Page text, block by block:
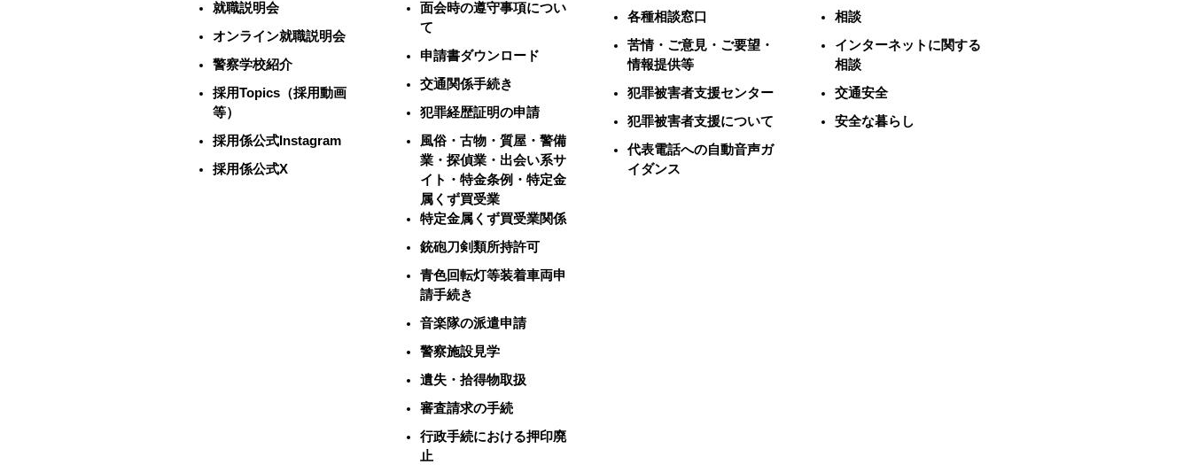
就職説明会
オンライン就職説明会
警察学校紹介
採用Topics（採用動画
等）
採用係公式Instagram
採用係公式X
面会時の遵守事項につい
て
申請書ダウンロード
交通関係手続き
犯罪経歴証明の申請
風俗・古物・質屋・警備
業・探偵業・出会い系サ
イト・特金条例・特定金
属くず買受業
特定金属くず買受業関係
銃砲刀剣類所持許可
青色回転灯等装着車両申
請手続き
音楽隊の派遣申請
警察施設見学
遺失・拾得物取扱
審査請求の手続
行政手続における押印廃
止
各種相談窓口
苦情・ご意見・ご要望・
情報提供等
犯罪被害者支援センター
犯罪被害者支援について
代表電話への自動音声ガ
イダンス
相談
インターネットに関する
相談
交通安全
安全な暮らし